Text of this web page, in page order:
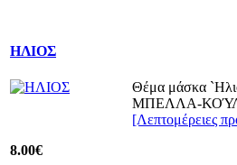
ΗΛΙΟΣ
Θέμα μάσκα
ΜΠΕΛΛΑ-
[Λεπτομέρειες
8.00€